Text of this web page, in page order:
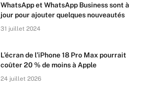
WhatsApp et WhatsApp Business sont à
jour pour ajouter quelques nouveautés
31 juillet 2024
L’écran de l’iPhone 18 Pro Max pourrait
coûter 20 % de moins à Apple
24 juillet 2026